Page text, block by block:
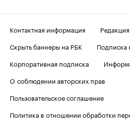
Контактная информация
Редакция
Скрыть баннеры на РБК
Подписка
Корпоративная подписка
О соблюдении авторских прав
Пользовательское соглашение
Политика в отношении обработки